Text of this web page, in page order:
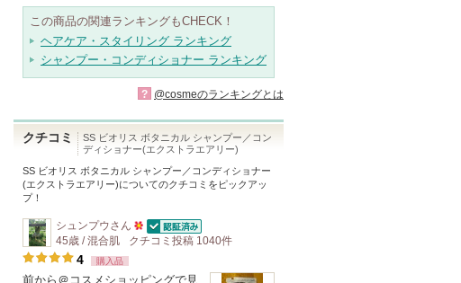
この商品の関連ランキングもCHECK！
ヘアケア・スタイリング ランキング
シャンプー・コンディショナー ランキング
? @cosmeのランキングとは
クチコミ
SS ビオリス ボタニカル シャンプー／コン
ディショナー(エクストラエアリー)
SS ビオリス ボタニカル シャンプー／コンディショナー
(エクストラエアリー)についてのクチコミをピックアッ
プ！
シュンプウさん
50認証済
45歳 / 混合肌 クチコミ投稿 1040件
4 購入品
前から＠コスメショッピングで見